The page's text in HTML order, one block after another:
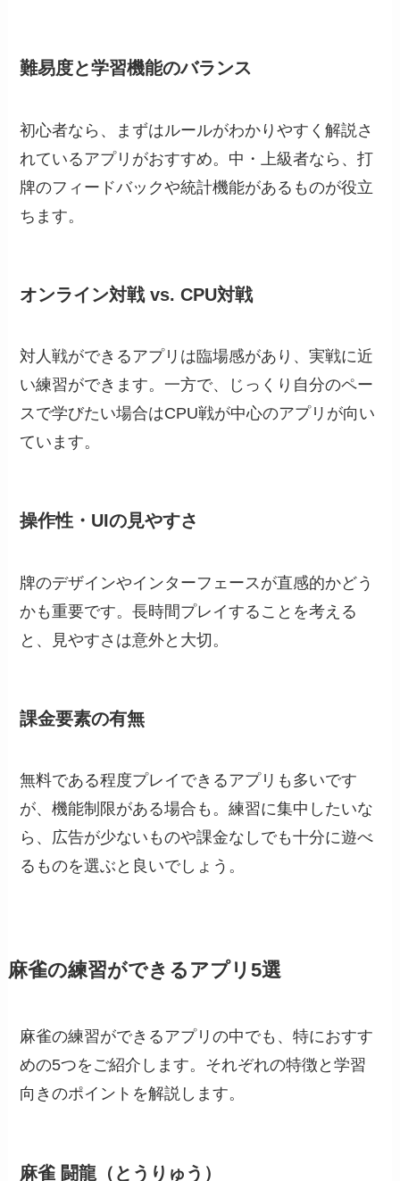
難易度と学習機能のバランス
初心者なら、まずはルールがわかりやすく解説さ
れているアプリがおすすめ。中・上級者なら、打
牌のフィードバックや統計機能があるものが役立
ちます。
オンライン対戦 vs. CPU対戦
対人戦ができるアプリは臨場感があり、実戦に近
い練習ができます。一方で、じっくり自分のペー
スで学びたい場合はCPU戦が中心のアプリが向い
ています。
操作性・UIの見やすさ
牌のデザインやインターフェースが直感的かどう
かも重要です。長時間プレイすることを考える
と、見やすさは意外と大切。
課金要素の有無
無料である程度プレイできるアプリも多いです
が、機能制限がある場合も。練習に集中したいな
ら、広告が少ないものや課金なしでも十分に遊べ
るものを選ぶと良いでしょう。
麻雀の練習ができるアプリ5選
麻雀の練習ができるアプリの中でも、特におすす
めの5つをご紹介します。それぞれの特徴と学習
向きのポイントを解説します。
麻雀 闘龍（とうりゅう）